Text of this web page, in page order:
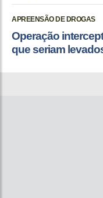
APREENSÃO DE DROGAS
Operação
que seriam